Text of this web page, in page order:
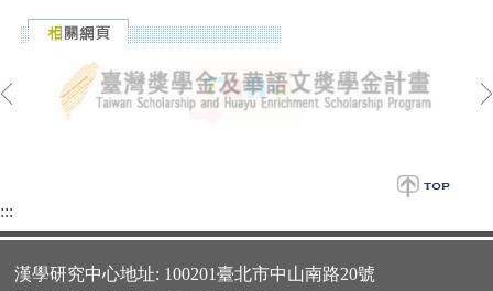
:::
漢學研究中心地址: 100201臺北市中山南路20號